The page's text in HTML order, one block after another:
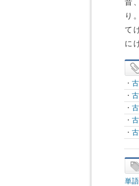
昔
り
て
に
・
・
・
・
・
単語